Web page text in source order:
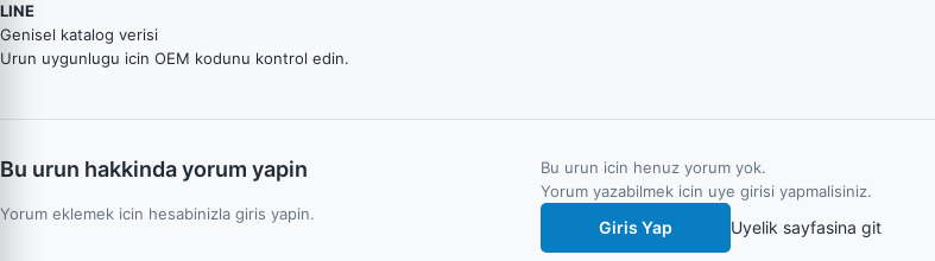
LINE
Genisel katalog verisi
Urun uygunlugu icin OEM kodunu kontrol edin.
Bu urun hakkinda yorum yapin
Yorum eklemek icin hesabinizla giris yapin.
Bu urun icin henuz yorum yok.
Yorum yazabilmek icin uye girisi yapmalisiniz.
Giris Yap Uyelik sayfasina git